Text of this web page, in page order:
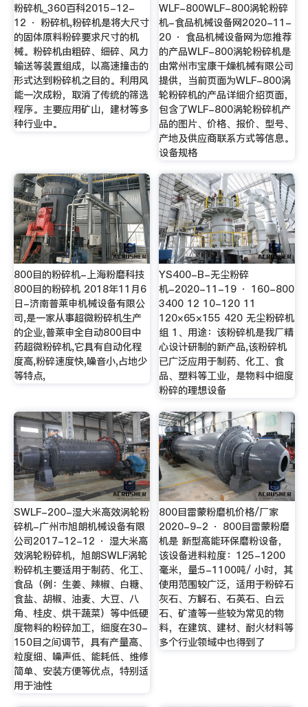
粉碎机_360百科2015-12-
12 · 粉碎机,粉碎机是将大尺寸
的固体原料粉碎要求尺寸的机
械。粉碎机由粗碎、细碎、风力
输送等装置组成，以高速撞击的
形式达到粉碎机之目的。利用风
能一次成粉，取消了传统的筛选
程序。主要应用矿山，建材等多
种行业中。
WLF-800WLF-800涡轮粉碎
机-食品机械设备网2020-11-
20 · 食品机械设备网为您推荐
的产品WLF-800涡轮粉碎机是
由常州市宝康干燥机械有限公司
提供，当前页面为WLF-800涡
轮粉碎机的产品详细介绍页面，
包含了WLF-800涡轮粉碎机产
品的图片、价格、报价、型号、
产地及供应商联系方式等信息。
设备规格
800目的粉碎机-上海粉磨科技
800目的粉碎机 2018年11月6
日-济南普莱申机械设备有限公
司,是一家从事超微粉碎机生产
的企业,普莱申全自动800目中
药超微粉碎机,它具有自动化程
度高,粉碎速度快,噪音小,占地少
等特点,
YS400-B-无尘粉碎
机-2020-11-19 · 160-800
3400 12 10-120 11
120×65×155 420 无尘粉碎机
组 1、用途：该粉碎机是我厂精
心设计研制的新产品,该粉碎机
已广泛应用于制药、化工、食
品、塑料等工业，是物料中细度
粉碎的理想设备
SWLF-200-湿大米高效涡轮粉
碎机-广州市旭朗机械设备有限
公司2017-12-12 · 湿大米高
效涡轮粉碎机，旭朗SWLF涡轮
粉碎机主要适用于制药、化工、
食品（例：生姜、辣椒、白糖、
食盐、胡椒、油麦、大豆、八
角、桂皮、烘干蔬菜）等中低硬
度物料的粉碎加工，细度在30-
150目之间调节，具有产量高、
粒度细、噪声低、能耗低、维修
简单、安装方便等优点，特别适
用于油性
800目雷蒙粉磨机价格/厂家
2020-9-2 · 800目雷蒙粉磨
机是 新型高能环保磨粉设备，
该设备进料粒度：125-1200
毫米，量:5-1100吨/ 小时，其
使用范围较广泛，适用于粉碎石
灰石、方解石、石英石、白云
石、矿渣等一些较为常见的物
料，在建筑、建材、耐火材料等
多个行业领域中也得到了